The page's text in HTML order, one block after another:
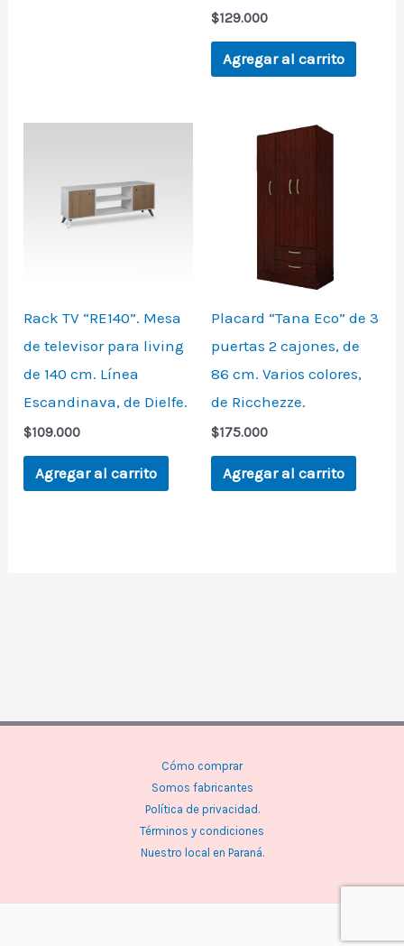
$129.000
Agregar al carrito
Rack TV “RE140”. Mesa
de televisor para living
de 140 cm. Línea
Escandinava, de Dielfe.
$109.000
Agregar al carrito
Placard “Tana Eco” de 3
puertas 2 cajones, de
86 cm. Varios colores,
de Ricchezze.
$175.000
Agregar al carrito
Cómo comprar
Somos fabricantes
Política de privacidad.
Términos y condiciones
Nuestro local en Paraná.